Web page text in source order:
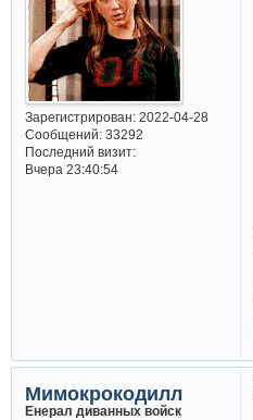
Зарегистрирован: 2022-04-28
Сообщений:33292
Последний визит:
Вчера 23:40:54
Мимокрокодилл
Енерал диванных войск